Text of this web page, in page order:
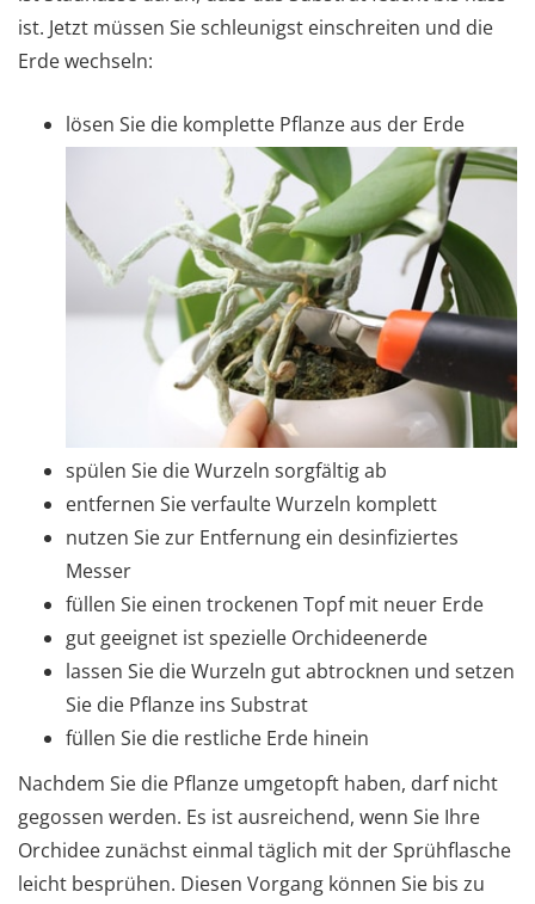
ist. Jetzt müssen Sie schleunigst einschreiten und die
Erde wechseln:
lösen Sie die komplette Pflanze aus der Erde
spülen Sie die Wurzeln sorgfältig ab
entfernen Sie verfaulte Wurzeln komplett
nutzen Sie zur Entfernung ein desinfiziertes
Messer
füllen Sie einen trockenen Topf mit neuer Erde
gut geeignet ist spezielle Orchideenerde
lassen Sie die Wurzeln gut abtrocknen und setzen
Sie die Pflanze ins Substrat
füllen Sie die restliche Erde hinein
Nachdem Sie die Pflanze umgetopft haben, darf nicht
gegossen werden. Es ist ausreichend, wenn Sie Ihre
Orchidee zunächst einmal täglich mit der Sprühflasche
leicht besprühen. Diesen Vorgang können Sie bis zu